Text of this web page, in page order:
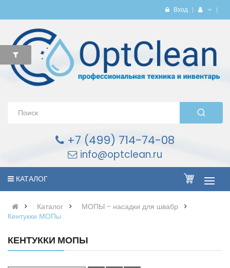
Вход
+7 (499) 714-74-08
info@optclean.ru
КАТАЛОГ
Каталог
МОПЫ - насадки для швабр
Кентукки МОПы
КЕНТУККИ МОПЫ